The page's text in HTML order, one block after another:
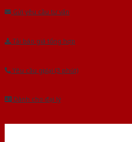
Gửi yêu cầu tư vấn
Tải báo giá tổng hợp
Yêu cầu gọi lại (3 phút)
Dành cho đại lý